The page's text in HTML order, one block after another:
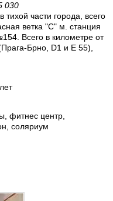
030
части города, всего
ветка "С" м. станция
Всего в километре от
Брно, D1 и E 55),
фитнес центр,
соляриум